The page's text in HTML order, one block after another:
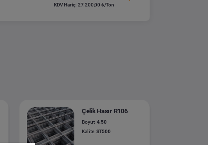
KDV Hariç: 27.200,00 ₺/Ton
Çelik Hasır R106
Boyut 4.50
Kalite ST500